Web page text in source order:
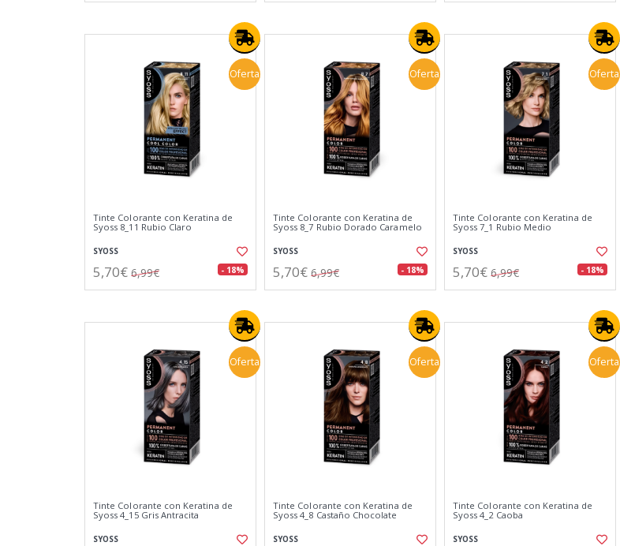
Oferta
Tinte Colorante con Keratina de
Syoss 8_11 Rubio Claro
SYOSS
5,70€ 6,99€ - 18%
Oferta
Tinte Colorante con Keratina de
Syoss 8_7 Rubio Dorado Caramelo
SYOSS
5,70€ 6,99€ - 18%
Oferta
Tinte Colorante con Keratina de
Syoss 7_1 Rubio Medio
SYOSS
5,70€ 6,99€ - 18%
Oferta
Tinte Colorante con Keratina de
Syoss 4_15 Gris Antracita
SYOSS
Oferta
Tinte Colorante con Keratina de
Syoss 4_8 Castaño Chocolate
SYOSS
Oferta
Tinte Colorante con Keratina de
Syoss 4_2 Caoba
SYOSS